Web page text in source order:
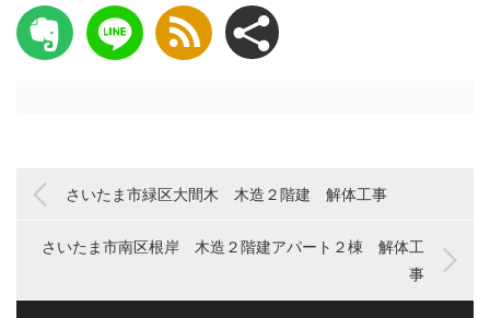
さいたま市緑区大間木 木造２階建 解体工事
さいたま市南区根岸 木造２階建アパート２棟 解体工
事